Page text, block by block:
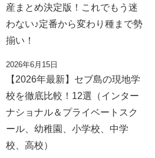
産まとめ決定版！これでもう迷
わない♪定番から変わり種まで勢
揃い！
2026年6月15日
【2026年最新】セブ島の現地学
校を徹底比較！12選（インター
ナショナル＆プライベートスク
ール、幼稚園、小学校、中学
校、高校）